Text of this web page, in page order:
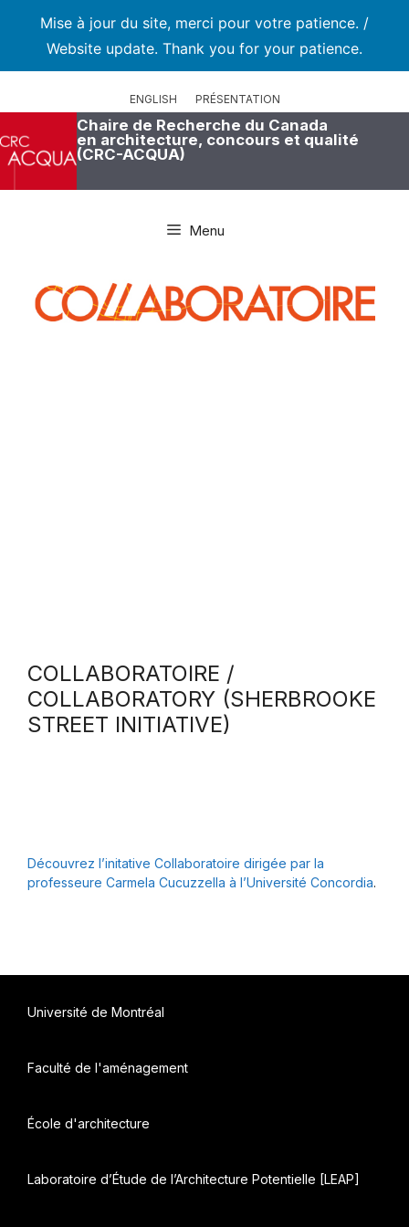
Mise à jour du site, merci pour votre patience. /
Website update. Thank you for your patience.
ENGLISH PRÉSENTATION
Chaire de Recherche du Canada
en architecture, concours et qualité
(CRC-ACQUA)
Menu
COLLABORATOIRE /
COLLABORATORY (SHERBROOKE
STREET INITIATIVE)
Découvrez l’initative Collaboratoire dirigée par la
professeure Carmela Cucuzzella à l’Université Concordia.
Université de Montréal
Faculté de l'aménagement
École d'architecture
Laboratoire d’Étude de l’Architecture Potentielle [LEAP]